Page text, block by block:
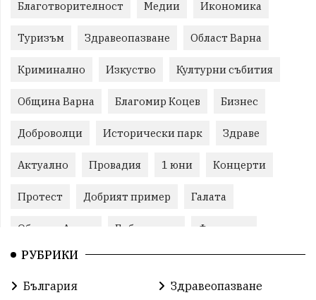
Благотворителност Медии Икономика
Туризъм Здравеопазване Област Варна
Криминално Изкуство Културни събития
Община Варна Благомир Коцев Бизнес
Доброволци Исторически парк Здраве
Актуално Провадия 1 юни Концерти
Протест Добрият пример Галата
Община Аврен Библиотека Фестивал
Финанси
Театър Спорт за деца История
РУБРИКИ
България
Здравеопазване